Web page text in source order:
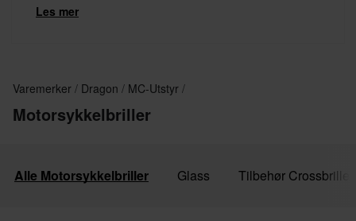
snøscooter og andre actionsporter. Brillene tilbyr stilig
Les mer
Varemerker Dragon MC-Utstyr
Motorsykkelbriller
Alle Motorsykkelbriller Glass Tilbehør Crossbriller